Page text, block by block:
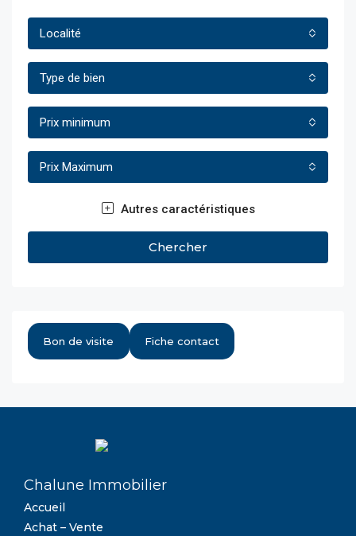
Localité
Type de bien
Prix minimum
Prix Maximum
Autres caractéristiques
Chercher
Bon de visite Fiche contact
Chalune Immobilier
Accueil
Achat – Vente